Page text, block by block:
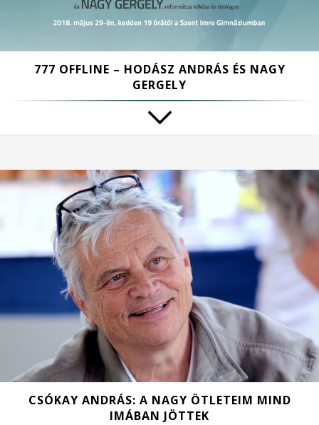
777 OFFLINE – HODÁSZ ANDRÁS ÉS NAGY
GERGELY
CSÓKAY ANDRÁS: A NAGY ÖTLETEIM MIND
IMÁBAN JÖTTEK